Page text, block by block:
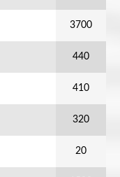
3700
440
410
320
20